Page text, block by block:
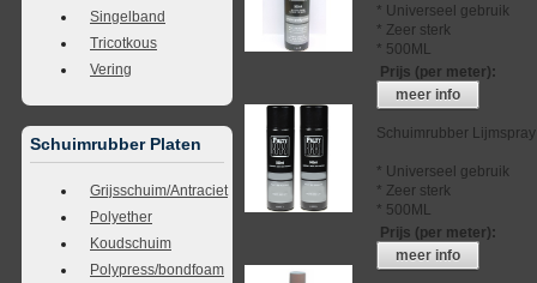
Singelband
Tricotkous
Vering
Schuimrubber Platen
Grijsschuim/Antraciet
Polyether
Koudschuim
Polypress/bondfoam
* Universeel gebruik
* Zeer sterk
* 500ML
Prijs (per meter):
meer info
Schuimrubber
* Universeel gebruik
* Zeer sterk
* 500ML
Prijs (per meter):
meer info